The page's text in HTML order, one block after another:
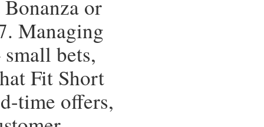
or
Managing
bets,
Fit Short
time offers,